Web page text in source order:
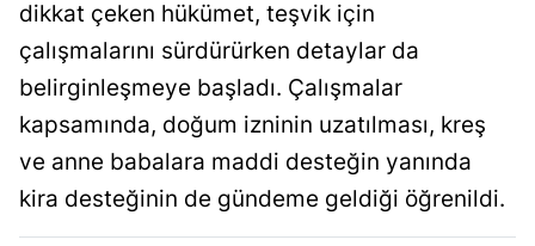
Balıkesir
Bilecik
dikkat çeken hükümet, teşvik için
çalışmalarını sürdürürken detaylar da
belirginleşmeye başladı. Çalışmalar
kapsamında, doğum izninin uzatılması, kreş
ve anne babalara maddi desteğin yanında
kira desteğinin de gündeme geldiği öğrenildi.